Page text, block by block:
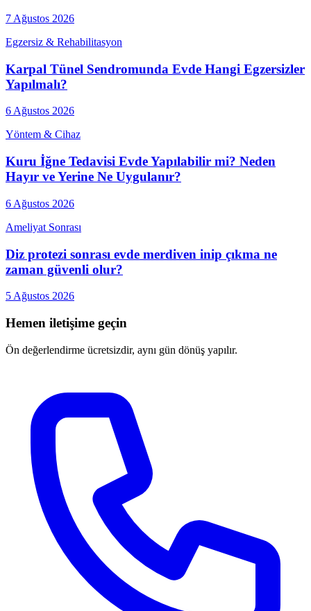
7 Ağustos 2026
Egzersiz & Rehabilitasyon
Karpal Tünel Sendromunda Evde Hangi Egzersizler
Yapılmalı?
6 Ağustos 2026
Yöntem & Cihaz
Kuru İğne Tedavisi Evde Yapılabilir mi? Neden
Hayır ve Yerine Ne Uygulanır?
6 Ağustos 2026
Ameliyat Sonrası
Diz protezi sonrası evde merdiven inip çıkma ne
zaman güvenli olur?
5 Ağustos 2026
Hemen iletişime geçin
Ön değerlendirme ücretsizdir, aynı gün dönüş yapılır.